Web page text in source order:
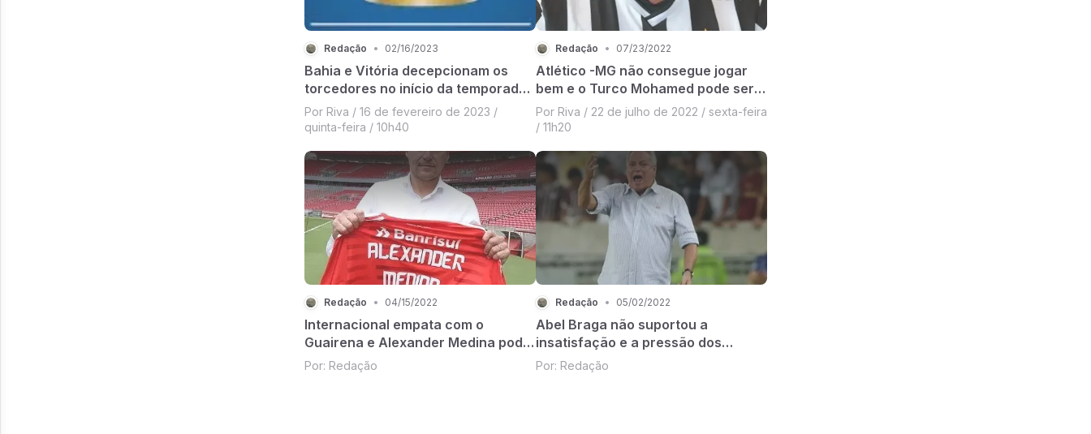
Redação • 02/16/2023
Bahia e Vitória decepcionam os
torcedores no início da temporada
2023
Por Riva / 16 de fevereiro de 2023 /
quinta-feira / 10h40
Redação • 07/23/2022
Atlético -MG não consegue jogar
bem e o Turco Mohamed pode ser
demitido nas próximas horas
Por Riva / 22 de julho de 2022 / sexta-feira
/ 11h20
Redação • 04/15/2022
Internacional empata com o
Guairena e Alexander Medina pode
ser demitido nas próximas horas
Por: Redação
Redação • 05/02/2022
Abel Braga não suportou a
insatisfação e a pressão dos
torcedores e pediu demissão do
Fluminense
Por: Redação